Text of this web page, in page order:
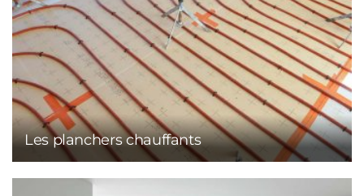
Les planchers chauffants